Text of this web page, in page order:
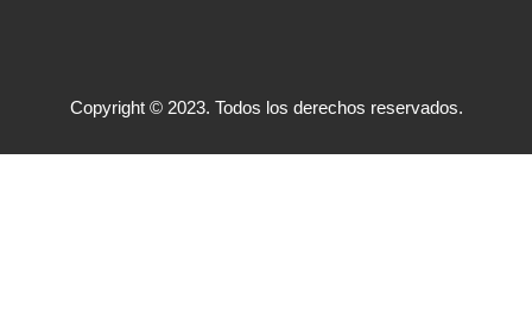
Copyright © 2023. Todos los derechos reservados.